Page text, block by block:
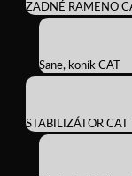
ZADNÉ RAMENO
Sane, koník CAT
STABILIZÁTOR CAT